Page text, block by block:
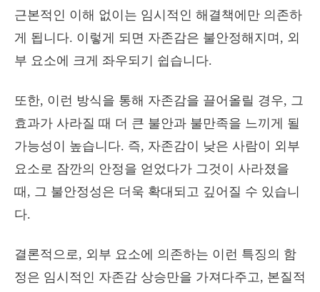
근본적인 이해 없이는 임시적인 해결책에만 의존하
게 됩니다. 이렇게 되면 자존감은 불안정해지며, 외
부 요소에 크게 좌우되기 쉽습니다.
또한, 이런 방식을 통해 자존감을 끌어올릴 경우, 그
효과가 사라질 때 더 큰 불안과 불만족을 느끼게 될
가능성이 높습니다. 즉, 자존감이 낮은 사람이 외부
요소로 잠깐의 안정을 얻었다가 그것이 사라졌을
때, 그 불안정성은 더욱 확대되고 깊어질 수 있습니
다.
결론적으로, 외부 요소에 의존하는 이런 특징의 함
정은 임시적인 자존감 상승만을 가져다주고, 본질적